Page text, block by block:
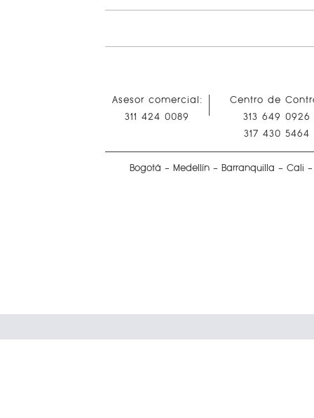
Asesor comercial:
311 424 0089
Centro de
313 649 0926
317 430 5464
Bogotá - Medellín - Barranquilla - Cali